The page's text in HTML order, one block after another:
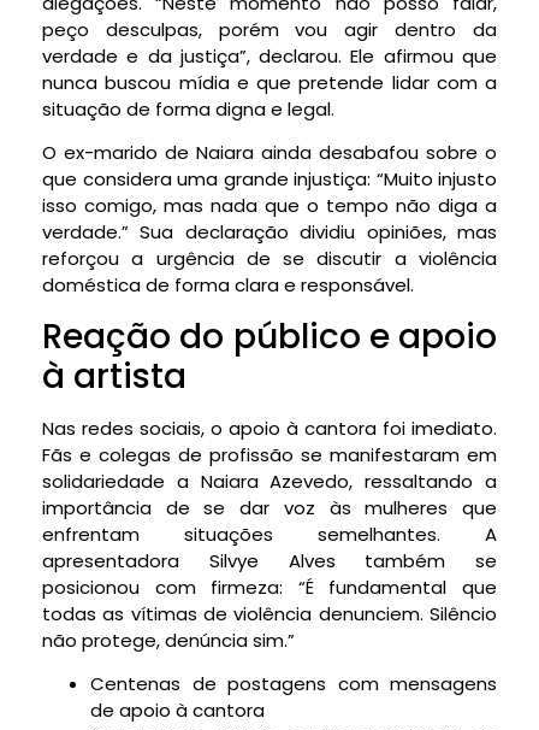
peço desculpas, porém vou agir dentro da
verdade e da justiça”, declarou. Ele afirmou que
nunca buscou mídia e que pretende lidar com a
situação de forma digna e legal.
O ex-marido de Naiara ainda desabafou sobre o
que considera uma grande injustiça: “Muito injusto
isso comigo, mas nada que o tempo não diga a
verdade.” Sua declaração dividiu opiniões, mas
reforçou a urgência de se discutir a violência
doméstica de forma clara e responsável.
Reação do público e apoio
à artista
Nas redes sociais, o apoio à cantora foi imediato.
Fãs e colegas de profissão se manifestaram em
solidariedade a Naiara Azevedo, ressaltando a
importância de se dar voz às mulheres que
enfrentam situações semelhantes. A
apresentadora Silvye Alves também se
posicionou com firmeza: “É fundamental que
todas as vítimas de violência denunciem. Silêncio
não protege, denúncia sim.”
Centenas de postagens com mensagens
de apoio à cantora